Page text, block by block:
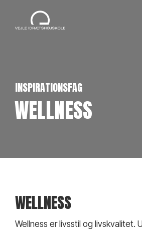
INSPIRATIONSFAG
WELLNESS
WELLNESS
Wellness er livsstil og livskvalitet.